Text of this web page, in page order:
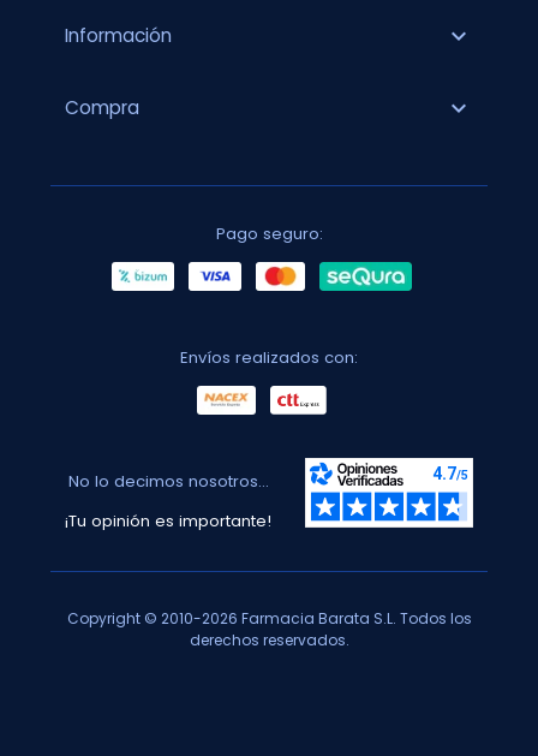
Información expand_more
Compra expand_more
Pago seguro:
Envíos realizados con:
No lo decimos nosotros...
¡Tu opinión es importante!
Copyright © 2010-2026 Farmacia Barata S.L. Todos los
derechos reservados.